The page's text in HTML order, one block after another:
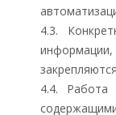
4.3.
4.4. Работа